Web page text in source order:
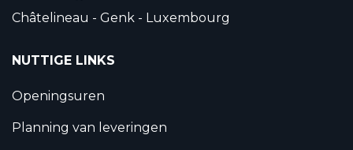
Châtelineau - Genk - Luxembourg
NUTTIGE LINKS
Openingsuren
Planning van leveringen